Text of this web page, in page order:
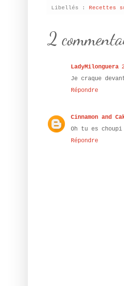
Libellés :
Recettes
2
LadyMilonguera
Je craque
Répondre
Cinnamon and
Oh tu es
Répondre